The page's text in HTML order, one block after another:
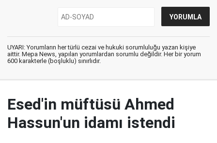
UYARI: Yorumların her türlü cezai ve hukuki sorumluluğu yazan kişiye
aittir. Mepa News, yapılan yorumlardan sorumlu değildir. Her bir yorum
600 karakterle (boşluklu) sınırlıdır.
Esed'in müftüsü Ahmed
Hassun'un idamı istendi